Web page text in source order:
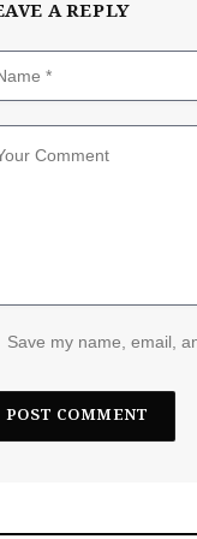
A REPLY
Save my name, email,